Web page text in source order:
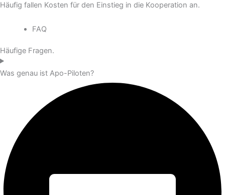
Häufig fallen Kosten für den Einstieg in die Kooperation an.
FAQ
Häufige Fragen.
Was genau ist Apo-Piloten?